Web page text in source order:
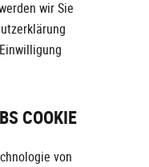
wir Sie
COOKIE
von